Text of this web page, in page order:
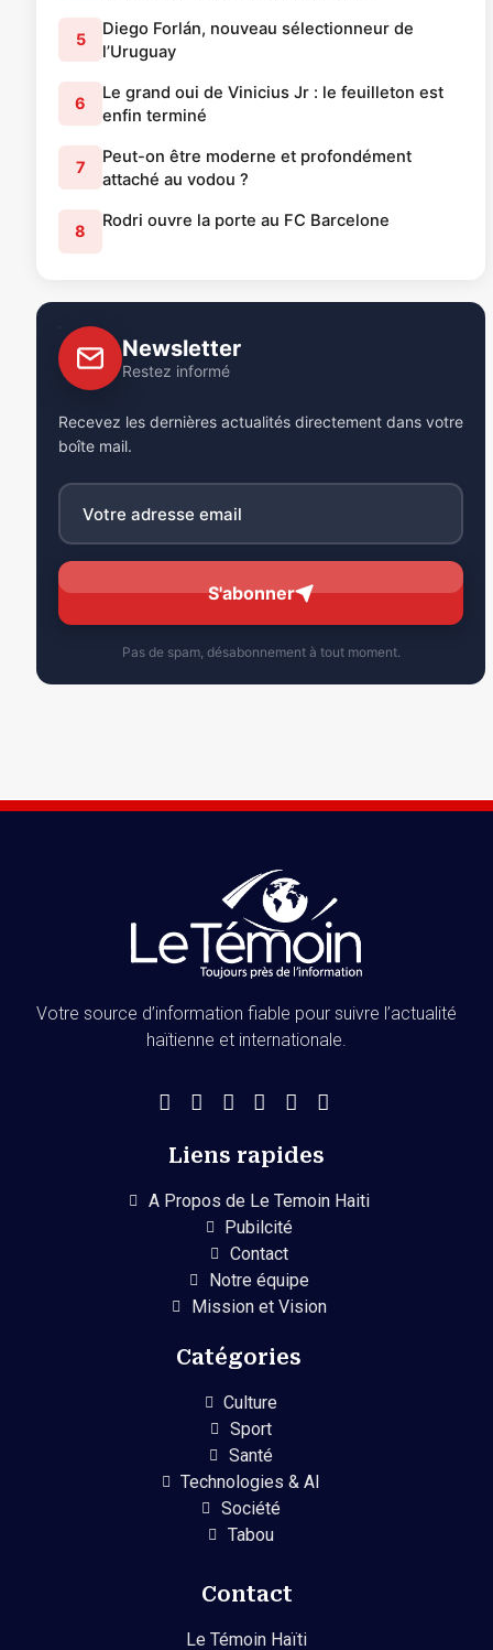
5
Diego Forlán, nouveau sélectionneur de
l’Uruguay
6
Le grand oui de Vinicius Jr : le feuilleton est
enfin terminé
7
Peut-on être moderne et profondément
attaché au vodou ?
8
Rodri ouvre la porte au FC Barcelone
Newsletter
Restez informé
Recevez les dernières actualités directement dans votre
boîte mail.
S'abonner
Pas de spam, désabonnement à tout moment.
Votre source d’information fiable pour suivre l’actualité
haïtienne et internationale.
Liens rapides
A Propos de Le Temoin Haiti
Pubilcité
Contact
Notre équipe
Mission et Vision
Catégories
Culture
Sport
Santé
Technologies & AI
Société
Tabou
Contact
Le Témoin Haïti